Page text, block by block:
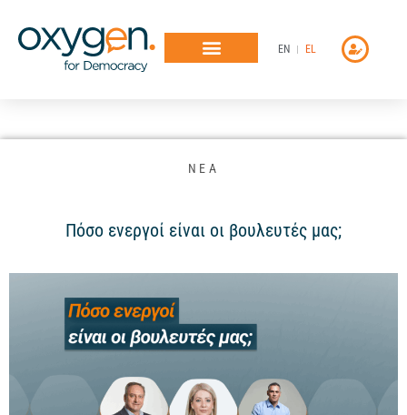
στο
περιεχόμενο
EN EL
ΝΕΑ
Πόσο ενεργοί είναι οι βουλευτές μας;